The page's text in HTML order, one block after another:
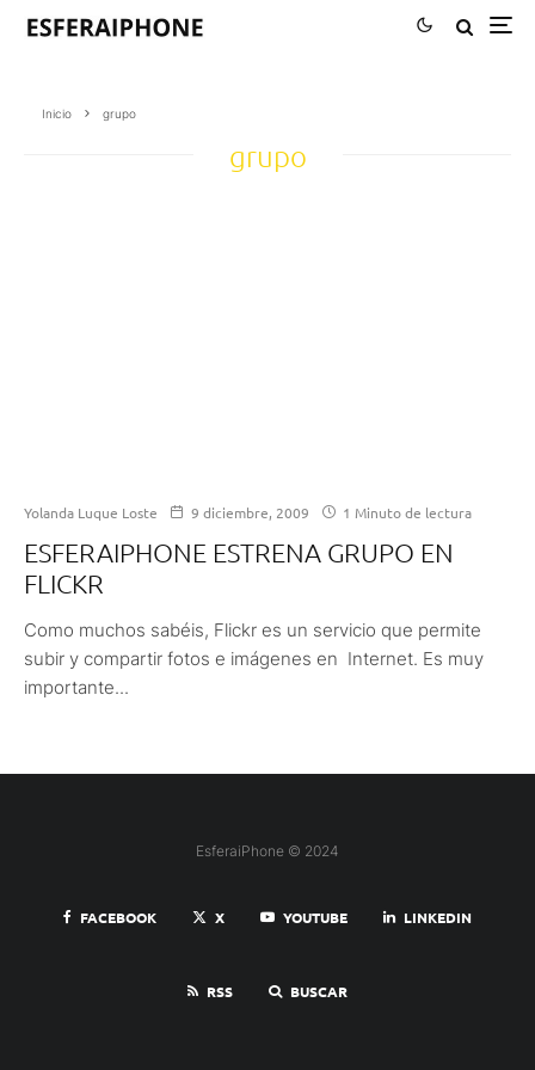
Inicio grupo
grupo
Yolanda Luque Loste 9 diciembre, 2009 1 Minuto de lectura
ESFERAIPHONE ESTRENA GRUPO EN
FLICKR
Como muchos sabéis, Flickr es un servicio que permite
subir y compartir fotos e imágenes en Internet. Es muy
importante...
EsferaiPhone © 2024
FACEBOOK X YOUTUBE LINKEDIN
RSS BUSCAR